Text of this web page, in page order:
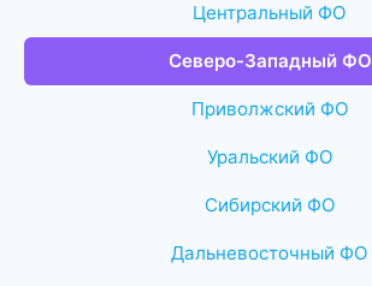
Центральный ФО
Северо-Западный ФО
Приволжский ФО
Уральский ФО
Сибирский ФО
Дальневосточный ФО